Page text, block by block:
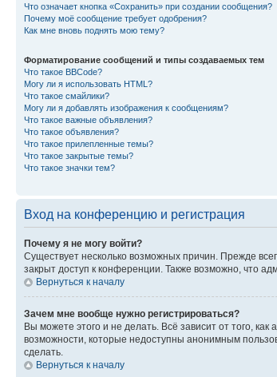
Что означает кнопка «Сохранить» при создании сообщения?
Почему моё сообщение требует одобрения?
Как мне вновь поднять мою тему?
Форматирование сообщений и типы создаваемых тем
Что такое BBCode?
Могу ли я использовать HTML?
Что такое смайлики?
Могу ли я добавлять изображения к сообщениям?
Что такое важные объявления?
Что такое объявления?
Что такое прилепленные темы?
Что такое закрытые темы?
Что такое значки тем?
Вход на конференцию и регистрация
Почему я не могу войти?
Существует несколько возможных причин. Прежде
закрыт доступ к конференции. Также возможно, что
Вернуться к началу
Зачем мне вообще нужно регистрироваться?
Вы можете этого и не делать. Всё зависит от того,
возможности, которые недоступны анонимным
сделать.
Вернуться к началу